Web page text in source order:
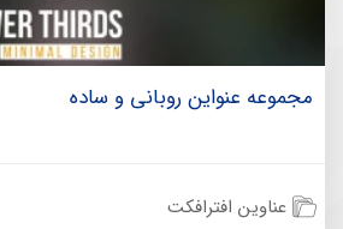
مجموعه عنواین روبانی و ساده
عناوین افترافکت